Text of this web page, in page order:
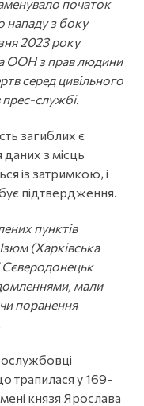
початок
з боку
2023 року
ООН з прав людини
серед цивільного
прес-службі.
загиблих є
з місць
із затримкою, і
підтвердження.
пунктів
(Харківська
Сєверодонецьк
мали
поранення
трапилася у 169-
князя Ярослава